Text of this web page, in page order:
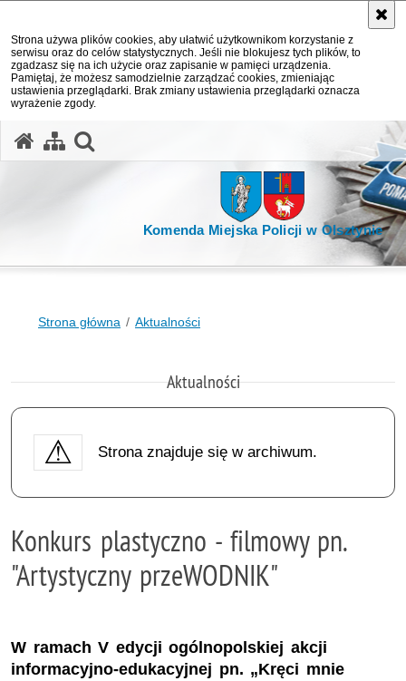
Strona używa plików cookies, aby ułatwić użytkownikom korzystanie z
serwisu oraz do celów statystycznych. Jeśli nie blokujesz tych plików, to
zgadzasz się na ich użycie oraz zapisanie w pamięci urządzenia.
Pamiętaj, że możesz samodzielnie zarządzać cookies, zmieniając
ustawienia przeglądarki. Brak zmiany ustawienia przeglądarki oznacza
wyrażenie zgody.
Komenda Miejska Policji w Olsztynie
Strona główna Aktualności
Aktualności
Strona znajduje się w archiwum.
Konkurs plastyczno - filmowy pn.
"Artystyczny przeWODNIK"
W ramach V edycji ogólnopolskiej akcji
informacyjno-edukacyjnej pn. „Kręci mnie